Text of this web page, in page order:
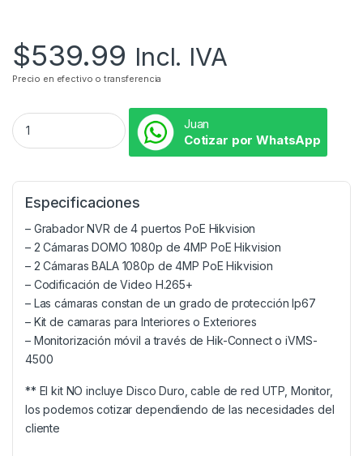
$539.99 Incl. IVA
Precio en efectivo o transferencia
Juan
Cotizar por WhatsApp
Especificaciones
– Grabador NVR de 4 puertos PoE Hikvision
– 2 Cámaras DOMO 1080p de 4MP PoE Hikvision
– 2 Cámaras BALA 1080p de 4MP PoE Hikvision
– Codificación de Video H.265+
– Las cámaras constan de un grado de protección Ip67
– Kit de camaras para Interiores o Exteriores
– Monitorización móvil a través de Hik-Connect o iVMS-
4500
** El kit NO incluye Disco Duro, cable de red UTP, Monitor,
los podemos cotizar dependiendo de las necesidades del
cliente